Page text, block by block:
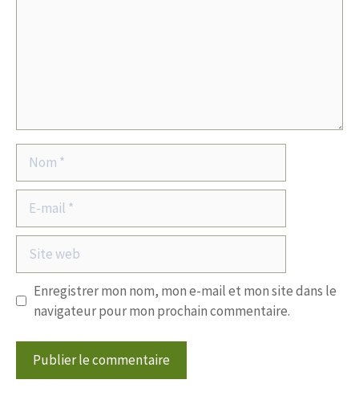
mail
Site
web
Enregistrer mon nom, mon e-mail et mon site dans le
navigateur pour mon prochain commentaire.